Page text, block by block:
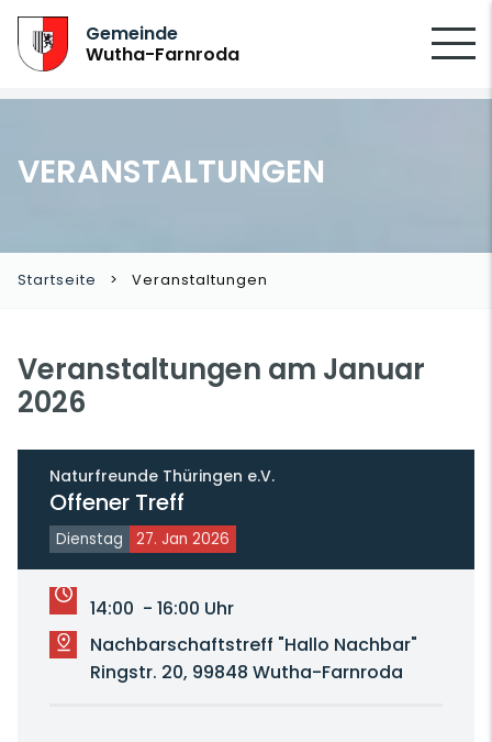
Gemeinde
Wutha-Farnroda
VERANSTALTUNGEN
Startseite Veranstaltungen
Veranstaltungen am Januar
2026
Naturfreunde Thüringen e.V.
Offener Treff
Dienstag 27. Jan 2026
14:00 - 16:00 Uhr
Nachbarschaftstreff "Hallo Nachbar"
Ringstr. 20, 99848 Wutha-Farnroda